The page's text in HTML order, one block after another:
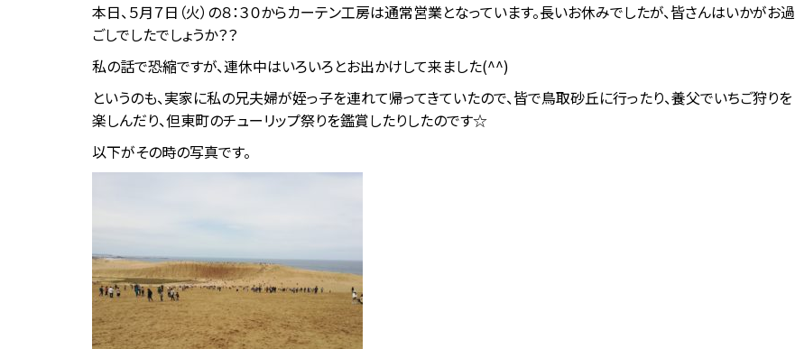
本日、５月７日（火）の８：３０からカーテン工房は通常営業となっています。長いお休みでしたが、皆さんはいかがお過
ごしでしたでしょうか？？
私の話で恐縮ですが、連休中はいろいろとお出かけして来ました(^^)
というのも、実家に私の兄夫婦が姪っ子を連れて帰ってきていたので、皆で鳥取砂丘に行ったり、養父でいちご狩りを
楽しんだり、但東町のチューリップ祭りを鑑賞したりしたのです☆
以下がその時の写真です。